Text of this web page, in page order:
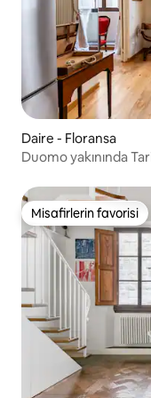
Daire - Floransa
Duomo yakınında
Misafirlerin favorisi
Misafirlerin favorisi